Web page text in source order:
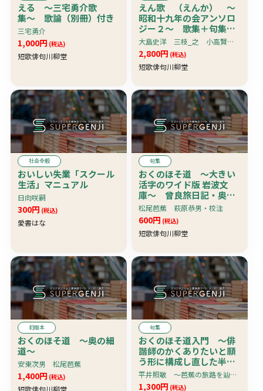
える 〜三宅勇介歌
集〜 歌論（別冊）付き
三宅勇介
1,000円 (税込)
短歌俳句川柳堂
えん歌 （えんか） 〜
昭和十九年の会アンソロ
ジー２〜 歌集＋句集＋
解説
大島史洋 三枝_之 小高賢 晋樹隆彦 沢好摩 ・・・ほか
2,800円 (税込)
短歌俳句川柳堂
社会全般
おいしい失業「スクール
生活」マニュアル
日向咲嗣
300円 (税込)
愛書はな
句集
おくのほそ道 〜大きい
活字のワイド版 岩波文
庫〜 曾良旅日記・奥細
道菅菰抄付き
松尾芭蕉 萩原恭男・校注
600円 (税込)
短歌俳句川柳堂
初版本
おくのほそ道 〜奥の細
道〜
安東次男 松尾芭蕉
1,400円 (税込)
短歌俳句川柳堂
句集
おくのほそ道入門 〜俳
諧師のかくありたいと願
う形に構成し直した半創
作的な旅の記である、と
いう視点から解読をはか
平井照敏 〜芭蕉の旅路を辿りつつ、独自の視点から「おくのほそ道」を平明に解説し、併せて、俳聖の生涯と人生観を語っていく
1,300円 (税込)